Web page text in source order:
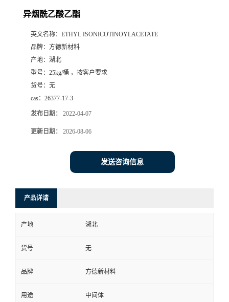
异烟酰乙酸乙酯
英文名称： ETHYL ISONICOTINOYLACETATE
品牌： 方德新材料
产地： 湖北
型号： 25kg/桶 ，按客户要求
货号： 无
cas： 26377-17-3
发布日期： 2022-04-07
更新日期： 2026-08-06
发送咨询信息
产品详请
产地 湖北
货号 无
品牌 方德新材料
用途 中间体